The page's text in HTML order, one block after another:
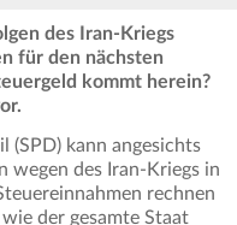
des Iran-Kriegs
für den nächsten
kommt herein?
(SPD) kann angesichts
wegen des Iran-Kriegs in
rechnen
der gesamte Staat